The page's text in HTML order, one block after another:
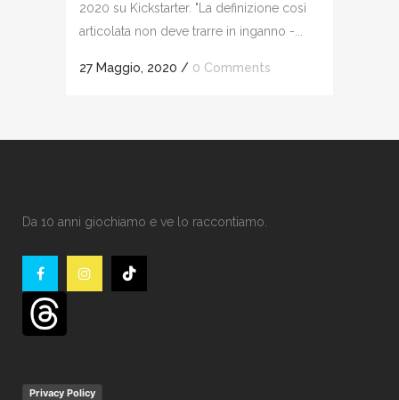
2020 su Kickstarter. "La definizione così
articolata non deve trarre in inganno -...
27 Maggio, 2020 / 0 Comments
Da 10 anni giochiamo e ve lo raccontiamo.
Privacy Policy